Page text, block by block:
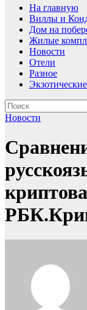
На главную
Виллы и
Дом на
Жилые
Новости
Отели
Разное
Новости